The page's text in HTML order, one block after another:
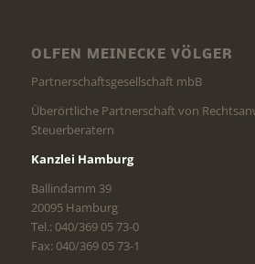
OLFEN MEINECKE VÖLGER
Partnerschaftsgesellschaft mbB
Überörtliche Partnerschaft von
Steuerberatern
Kanzlei Hamburg
Ballindamm 39
20095 Hamburg
Tel.: 040/369 05 73-0
Fax: 040/369 05 73-1